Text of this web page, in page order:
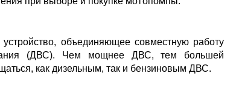
устройство, объединяющее совместную работу
(ДВС). Чем мощнее ДВС, тем большей
как дизельным, так и бензиновым ДВС.